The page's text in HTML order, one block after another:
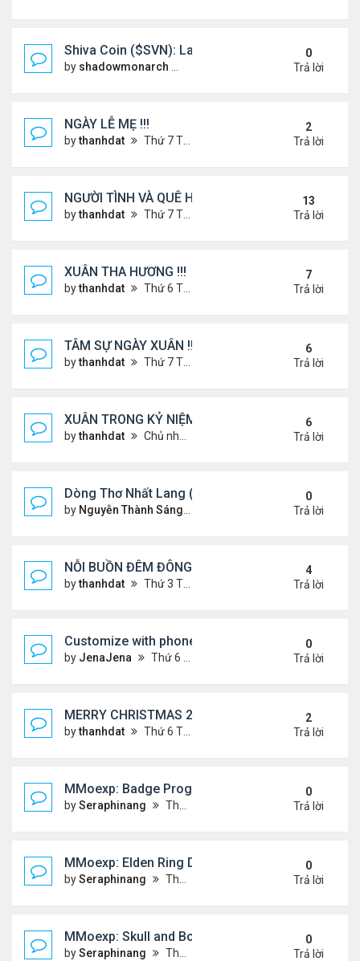
Shiva Coin ($SVN): Launching a Spiritually
by shadowmonarch Thứ 2 Tháng 5 19, 2025 7:01 am
0
Trả lời
NGÀY LỄ MẸ !!!
bythanhdat Thứ 7 Tháng 5 10, 2025 4:21 pm
2
Trả lời
NGƯỜI TÌNH VÀ QUÊ HƯƠNG
bythanhdat Thứ 7 Tháng 7 13, 2024 12:55 pm
13
Trả lời
XUÂN THA HƯƠNG !!!
bythanhdat Thứ 6 Tháng 1 24, 2025 2:26 am
7
Trả lời
TÂM SỰ NGÀY XUÂN !!!
bythanhdat Thứ 7 Tháng 1 25, 2025 10:28 am
6
Trả lời
XUÂN TRONG KỶ NIỆM !!!
bythanhdat Chủ nhật Tháng 1 19, 2025 9:05 am
6
Trả lời
Dòng Thơ Nhất Lang (Nguyễn Thành Sáng) - 1
by Nguyễn Thành Sáng Thứ 6 Tháng 1 24, 2025 9:09
0
Trả lời
NỖI BUỒN ĐÊM ĐÔNG !!!
bythanhdat Thứ 3 Tháng 12 24, 2024 9:44 am
4
Trả lời
Customize with phone ringtones
by JenaJena Thứ 6 Tháng 1 03, 2025 1:20 am
0
Trả lời
MERRY CHRISTMAS 2024 & HAPPY NEW YEAR
bythanhdat Thứ 6 Tháng 12 20, 2024 2:25 pm
2
Trả lời
MMoexp: Badge Progression in NBA 2K25 is
bySeraphinang Thứ 3 Tháng 11 26, 2024 7:47 pm
0
Trả lời
MMoexp: Elden Ring DLC: Investigating the Giant
bySeraphinang Thứ 3 Tháng 11 26, 2024 7:47 pm
0
Trả lời
MMoexp: Skull and Bones Season 3: An Exciting
bySeraphinang Thứ 3 Tháng 11 26, 2024 7:46 pm
0
Trả lời